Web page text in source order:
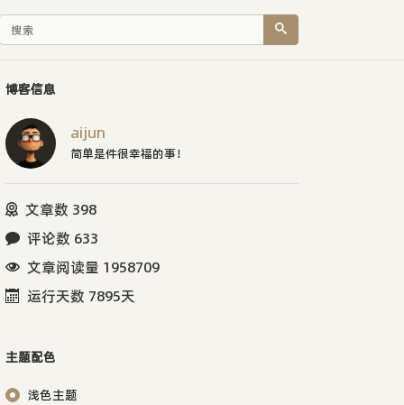
博客信息
aijun
简单是件很幸福的事！
文章数 398
评论数 633
文章阅读量 1958709
运行天数 7895天
主题配色
浅色主题